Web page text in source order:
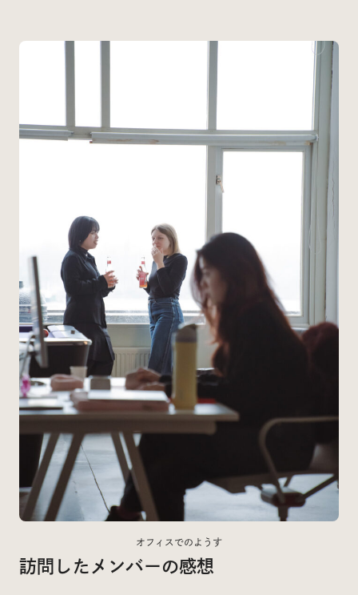
オフィスでのようす
訪問したメンバーの感想